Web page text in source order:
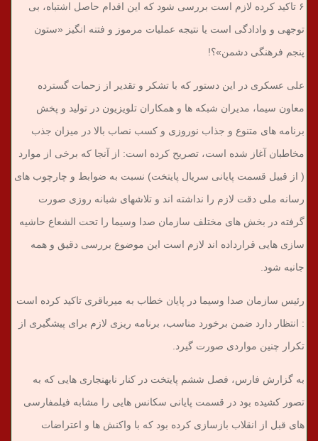
۶ تاکید کرده لازم است بررسی شود که این اقدام حاصل اشتباه، بی
توجهی و وادادگی است یا نتیجه عملیات مرموز و فتنه انگیز «ستون
پنجم فرهنگی دشمن»؟!
علی عسکری در این دستور که با تشکر و تقدیر از زحمات گسترده
معاون سیما، مدیران شبکه ها و همکاران تلویزیون در تولید و پخش
برنامه های متنوع و جذاب نوروزی و کسب نصاب بالا در میزان جذب
مخاطبان آغاز شده است، تصریح کرده است: از آنجا که برخی از موارد
( از قبیل قسمت پایانی سریال پایتخت) نسبت به ضوابط و چارچوب های
رسانه ملی دقت لازم را نداشته اند و تلاشهای شبانه روزی صورت
گرفته در بخش های مختلف سازمان صدا وسیما را تحت الشعاع حاشیه
سازی هایی قرارداده اند لازم است این موضوع بررسی دقیق و همه
جانبه شود.
رئیس سازمان صدا وسیما در پایان خطاب به میرباقری تاکید کرده است
: انتظار دارد ضمن برخورد مناسب، برنامه ریزی لازم برای پیشگیری از
تکرار چنین مواردی صورت گیرد.
به گزارش فارس، فصل ششم پایتخت در کنار نابهنجاری هایی که به
تصور کشیده بود در قسمت پایانی سکانس هایی را مشابه فیلمفارسی
های قبل از انقلاب بازسازی کرده بود که با واکنش ها و اعتراضات